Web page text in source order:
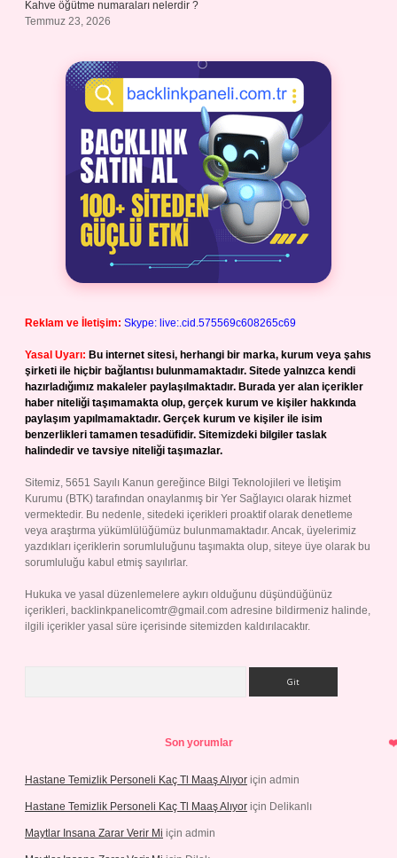
Kahve öğütme numaraları nelerdir ?
Temmuz 23, 2026
Reklam ve İletişim: Skype: live:.cid.575569c608265c69
Yasal Uyarı: Bu internet sitesi, herhangi bir marka, kurum veya şahıs
şirketi ile hiçbir bağlantısı bulunmamaktadır. Sitede yalnızca kendi
hazırladığımız makaleler paylaşılmaktadır. Burada yer alan içerikler
haber niteliği taşımamakta olup, gerçek kurum ve kişiler hakkında
paylaşım yapılmamaktadır. Gerçek kurum ve kişiler ile isim
benzerlikleri tamamen tesadüfidir. Sitemizdeki bilgiler taslak
halindedir ve tavsiye niteliği taşımazlar.
Sitemiz, 5651 Sayılı Kanun gereğince Bilgi Teknolojileri ve İletişim
Kurumu (BTK) tarafından onaylanmış bir Yer Sağlayıcı olarak hizmet
vermektedir. Bu nedenle, sitedeki içerikleri proaktif olarak denetleme
veya araştırma yükümlülüğümüz bulunmamaktadır. Ancak, üyelerimiz
yazdıkları içeriklerin sorumluluğunu taşımakta olup, siteye üye olarak bu
sorumluluğu kabul etmiş sayılırlar.
Hukuka ve yasal düzenlemelere aykırı olduğunu düşündüğünüz
içerikleri, backlinkpanelicomtr@gmail.com adresine bildirmeniz halinde,
ilgili içerikler yasal süre içerisinde sitemizden kaldırılacaktır.
Son yorumlar
Hastane Temizlik Personeli Kaç Tl Maaş Alıyor için admin
Hastane Temizlik Personeli Kaç Tl Maaş Alıyor için Delikanlı
Maytlar Insana Zarar Verir Mi için admin